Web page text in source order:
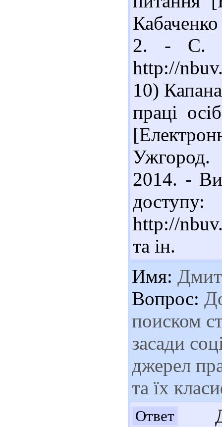
2. - С.
http://
10)
праці
2014. -
доступу:
http://
та ін.
Имя:
Вопрос:
поиском
засади
джерел
та їх
Ответ